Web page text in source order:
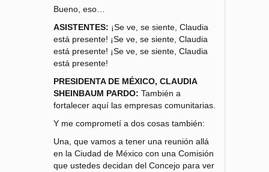
Bueno, eso…
ASISTENTES: ¡Se ve, se siente, Claudia
está presente! ¡Se ve, se siente, Claudia
está presente! ¡Se ve, se siente, Claudia
está presente!
PRESIDENTA DE MÉXICO, CLAUDIA
SHEINBAUM PARDO: También a
fortalecer aquí las empresas comunitarias.
Y me comprometí a dos cosas también:
Una, que vamos a tener una reunión allá
en la Ciudad de México con una Comisión
que ustedes decidan del Concejo para ver